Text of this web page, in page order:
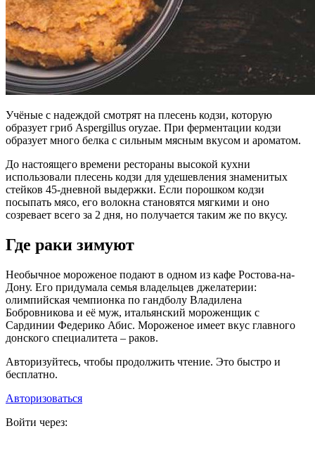
Учёные с надеждой смотрят на плесень кодзи, которую
образует гриб Aspergillus oryzae. При ферментации кодзи
образует много белка с сильным мясным вкусом и ароматом.
До настоящего времени рестораны высокой кухни
использовали плесень кодзи для удешевления знаменитых
стейков 45-дневной выдержки. Если порошком кодзи
посыпать мясо, его волокна становятся мягкими и оно
созревает всего за 2 дня, но получается таким же по вкусу.
Где раки зимуют
Необычное мороженое подают в одном из кафе Ростова-на-
Дону. Его придумала семья владельцев джелатерии:
олимпийская чемпионка по гандболу Владилена
Бобровникова и её муж, итальянский мороженщик с
Сардинии Федерико Абис. Мороженое имеет вкус главного
донского специалитета – раков.
Авторизуйтесь, чтобы продолжить чтение. Это быстро и
бесплатно.
Авторизоваться
Войти через: